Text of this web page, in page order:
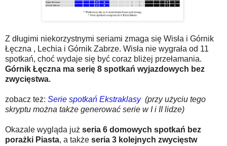
Z długimi niekorzystnymi seriami zmaga się Wisła i Górnik
Łęczna , Lechia i Górnik Zabrze. Wisła nie wygrała od 11
spotkań, choć wydaje się być coraz bliżej przełamania.
Górnik Łęczna ma serię 8 spotkań wyjazdowych bez
zwycięstwa.
zobacz też: Serie spotkań Ekstraklasy (przy użyciu tego
skryptu można także generować serie w I i II lidze)
Okazale wygląda już seria 6 domowych spotkań bez
porażki Piasta, a także seria 3 kolejnych zwycięstw